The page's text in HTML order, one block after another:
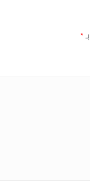
*